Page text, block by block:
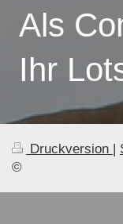
Als
Ihr
Druckversion |
©